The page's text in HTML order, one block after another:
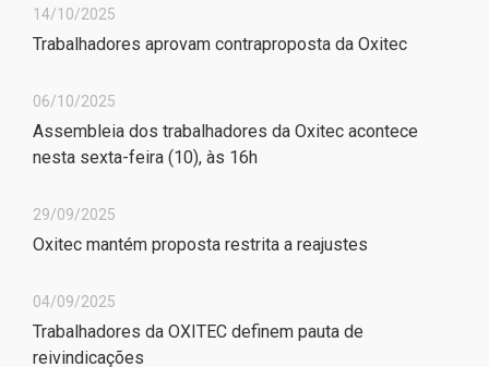
14/10/2025
Trabalhadores aprovam contraproposta da Oxitec
06/10/2025
Assembleia dos trabalhadores da Oxitec acontece
nesta sexta-feira (10), às 16h
29/09/2025
Oxitec mantém proposta restrita a reajustes
04/09/2025
Trabalhadores da OXITEC definem pauta de
reivindicações